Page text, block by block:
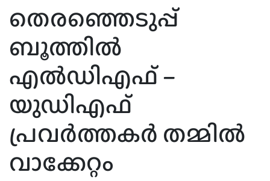
തെരഞ്ഞെടുപ്പ്
ബൂത്തില്‍
എല്‍ഡിഎഫ് –
യുഡിഎഫ്
പ്രവര്‍ത്തകര്‍ തമ്മില്‍
വാക്കേറ്റം